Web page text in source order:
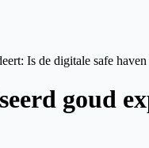
Is de digitale safe
goud